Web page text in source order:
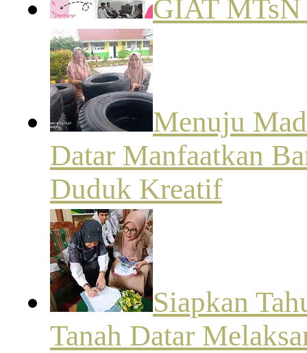
GIAT
Menuju
Datar Manfaatkan
Duduk Kreatif
Siapkan
Tanah Datar